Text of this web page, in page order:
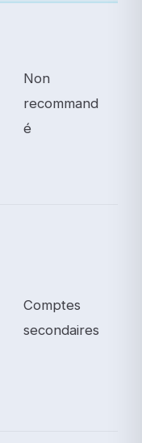
Non
recommand
é
Comptes
secondaires